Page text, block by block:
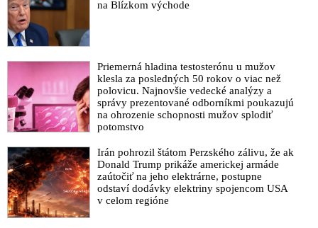
na Blízkom východe
Priemerná hladina testosterónu u mužov
klesla za posledných 50 rokov o viac než
polovicu. Najnovšie vedecké analýzy a
správy prezentované odborníkmi poukazujú
na ohrozenie schopnosti mužov splodiť
potomstvo
Irán pohrozil štátom Perzského zálivu, že ak
Donald Trump prikáže americkej armáde
zaútočiť na jeho elektrárne, postupne
odstaví dodávky elektriny spojencom USA
v celom regióne